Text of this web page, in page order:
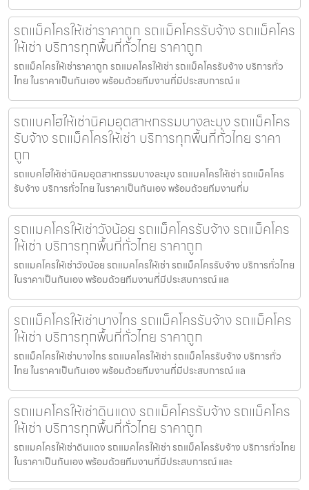
รถแม็คโครให้เช่าราคาถูก รถแม็คโครรับจ้าง รถแม็คโคร
ให้เช่า บริการทุกพื้นที่ทั่วไทย ราคาถูก
รถแม็คโครให้เช่าราคาถูก รถแมคโครให้เช่า รถแม็คโครรับจ้าง บริการทั่ว
ไทย ในราคาเป็นกันเอง พร้อมด้วยทีมงานที่มีประสบการณ์ แ
รถแบคโฮให้เช่านิคมอุตสาหกรรมบางละมุง รถแม็คโคร
รับจ้าง รถแม็คโครให้เช่า บริการทุกพื้นที่ทั่วไทย ราคา
ถูก
รถแบคโฮให้เช่านิคมอุตสาหกรรมบางละมุง รถแมคโครให้เช่า รถแม็คโคร
รับจ้าง บริการทั่วไทย ในราคาเป็นกันเอง พร้อมด้วยทีมงานที่ม
รถแมคโครให้เช่าวังน้อย รถแม็คโครรับจ้าง รถแม็คโคร
ให้เช่า บริการทุกพื้นที่ทั่วไทย ราคาถูก
รถแมคโครให้เช่าวังน้อย รถแมคโครให้เช่า รถแม็คโครรับจ้าง บริการทั่วไทย
ในราคาเป็นกันเอง พร้อมด้วยทีมงานที่มีประสบการณ์ แล
รถแม็คโครให้เช่าบางไทร รถแม็คโครรับจ้าง รถแม็คโคร
ให้เช่า บริการทุกพื้นที่ทั่วไทย ราคาถูก
รถแม็คโครให้เช่าบางไทร รถแมคโครให้เช่า รถแม็คโครรับจ้าง บริการทั่ว
ไทย ในราคาเป็นกันเอง พร้อมด้วยทีมงานที่มีประสบการณ์ แล
รถแมคโครให้เช่าดินแดง รถแม็คโครรับจ้าง รถแม็คโคร
ให้เช่า บริการทุกพื้นที่ทั่วไทย ราคาถูก
รถแมคโครให้เช่าดินแดง รถแมคโครให้เช่า รถแม็คโครรับจ้าง บริการทั่วไทย
ในราคาเป็นกันเอง พร้อมด้วยทีมงานที่มีประสบการณ์ และ